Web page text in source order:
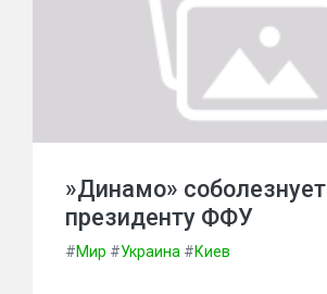
»Динамо» соболезнует
президенту ФФУ
#Мир #Украина #Киев